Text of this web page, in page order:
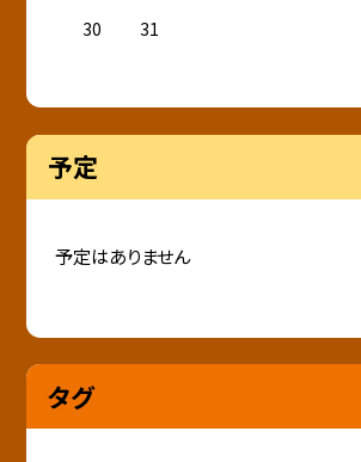
30
31
予定
予定はありません
タグ